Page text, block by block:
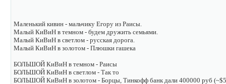
Маленький кивин - мальчику Егору из Раисы.
Малый КиВиН в темном - будем дружить семьями.
Малый КиВиН в светлом - русская дорога.
Малый КиВиН в золотом - Плюшки гашека
БОЛЬШОЙ КиВиН в темном - Раисы
БОЛЬШОЙ КиВиН в светлом - Так то
БОЛЬШОЙ КиВиН в золотом - Борцы, Тинкофф банк дали 400000 руб